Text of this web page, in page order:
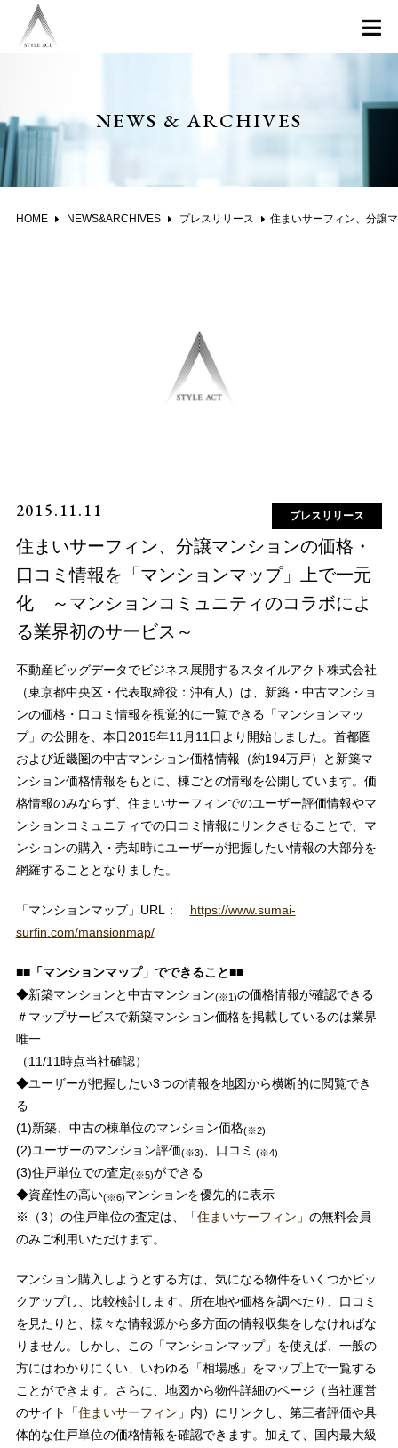
NEWS & ARCHIVES
HOME NEWS&ARCHIVES プレスリリース 住まいサーフィン、分譲マンションの価格・口コミ情報を「マンションマップ」上で一元化 ～マンションコミュニティのコラボによる業界初のサービス～
2015.11.11 プレスリリース
住まいサーフィン、分譲マンションの価格・
口コミ情報を「マンションマップ」上で一元
化 ～マンションコミュニティのコラボによ
る業界初のサービス～
不動産ビッグデータでビジネス展開するスタイルアクト株式会社
（東京都中央区・代表取締役：沖有人）は、新築・中古マンショ
ンの価格・口コミ情報を視覚的に一覧できる「マンションマッ
プ」の公開を、本日2015年11月11日より開始しました。首都圏
および近畿圏の中古マンション価格情報（約194万戸）と新築マ
ンション価格情報をもとに、棟ごとの情報を公開しています。価
格情報のみならず、住まいサーフィンでのユーザー評価情報やマ
ンションコミュニティでの口コミ情報にリンクさせることで、マ
ンションの購入・売却時にユーザーが把握したい情報の大部分を
網羅することとなりました。
「マンションマップ」URL： https://www.sumai-
surfin.com/mansionmap/
■■「マンションマップ」でできること■■
◆新築マンションと中古マンション(※1)の価格情報が確認できる
＃マップサービスで新築マンション価格を掲載しているのは業界
唯一
（11/11時点当社確認）
◆ユーザーが把握したい3つの情報を地図から横断的に閲覧でき
る
(1)新築、中古の棟単位のマンション価格(※2)
(2)ユーザーのマンション評価(※3) 、口コミ (※4)
(3)住戸単位での査定(※5)ができる
◆資産性の高い(※6)マンションを優先的に表示
※（3）の住戸単位の査定は、「住まいサーフィン 」の無料会員
のみご利用いただけます。
マンション購入しようとする方は、気になる物件をいくつかピッ
クアップし、比較検討します。所在地や価格を調べたり、口コミ
を見たりと、様々な情報源から多方面の情報収集をしなければな
りません。しかし、この「マンションマップ」を使えば、一般の
方にはわかりにくい、いわゆる「相場感」をマップ上で一覧する
ことができます。さらに、地図から物件詳細のページ（当社運営
のサイト「住まいサーフィン 」内）にリンクし、第三者評価や具
体的な住戸単位の価格情報を確認できます。加えて、国内最大級